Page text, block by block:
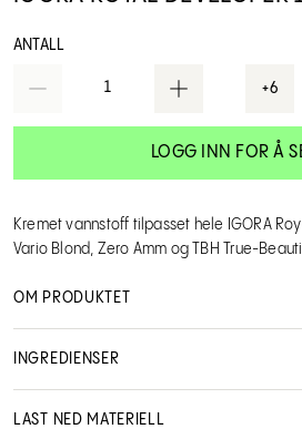
ANTALL
1 +6
LOGG INN FOR Å
Kremet vannstoff tilpasset hele IGORA
Vario Blond, Zero Amm og TBH True-
OM PRODUKTET
Følg bruksanvisningen på valgte produkt.
INGREDIENSER
LAST NED MATERIELL